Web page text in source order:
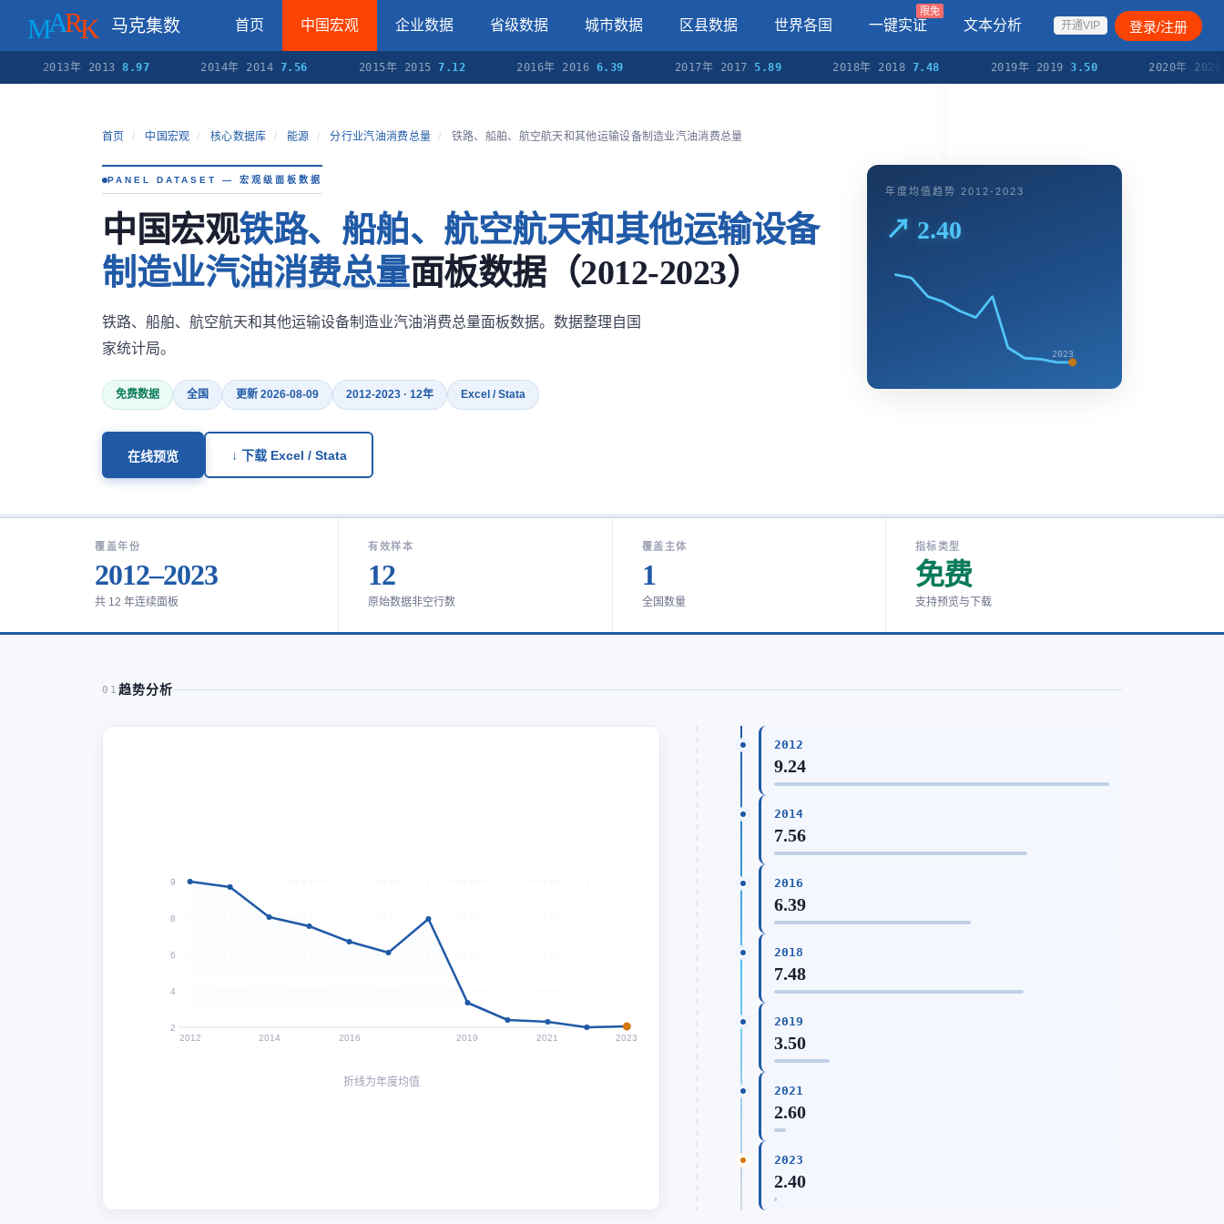
马克集数 首页 中国宏观 企业数据 省级数据 城市数据 区县数据 世界各国 一键实证
限免
文本分析 开通VIP 登录/注册
2013年 20138.97 2014年 20147.56 2015年 20157.12 2016年 20166.39 2017年 20175.89 2018年 20187.48 2019年 20193.50 2020年 2020
首页 / 中国宏观 / 核心数据库 / 能源 / 分行业汽油消费总量 / 铁路、船舶、航空航天和其他运输设备制造业汽油消费总量
PANEL DATASET — 宏观级面板数据
中国宏观铁路、船舶、航空航天和其他运输设备
制造业汽油消费总量面板数据（2012-2023）
铁路、船舶、航空航天和其他运输设备制造业汽油消费总量面板数据。数据整理自国
家统计局。
免费数据 全国 更新 2026-08-09 2012-2023 · 12年 Excel / Stata
在线预览 ↓ 下载 Excel / Stata
年度均值趋势 2012-2023
↗ 2.40
2023
覆盖年份
2012–2023
共 12 年连续面板
有效样本
12
原始数据非空行数
覆盖主体
1
全国数量
指标类型
免费
支持预览与下载
01 趋势分析
9
8
6
4
2
2012
2014 2016 2019 2021 2023
折线为年度均值
2012
9.24
2014
7.56
2016
6.39
2018
7.48
2019
3.50
2021
2.60
2023
2.40